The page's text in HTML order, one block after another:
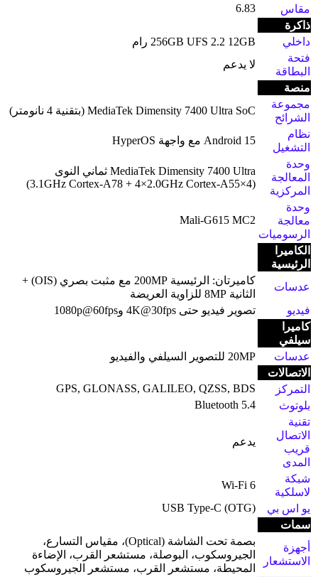
مقاس
6.83
ذاكرة
داخلي
256GB UFS 2.2 12GB رام
فتحة
البطاقة
لا يدعم
منصة
مجموعة
الشرائح
MediaTek Dimensity 7400 Ultra SoC (بتقنية 4 نانومتر)
نظام
التشغيل
Android 15 مع واجهة HyperOS
وحدة
المعالجة
المركزية
MediaTek Dimensity 7400 Ultra ثماني النوى
(4×3.1GHz Cortex-A78 + 4×2.0GHz Cortex-A55)
وحدة
معالجة
الرسوميات
Mali-G615 MC2
الكاميرا
الرئيسية
عدسات
كاميرتان: الرئيسية 200MP مع مثبت بصري (OIS) +
الثانية 8MP للزاوية العريضة
فيديو
تصوير فيديو حتى 4K@30fps و1080p@60fps
كاميرا
سيلفي
عدسات
20MP للتصوير السيلفي والفيديو
الاتصالات
التمركز
GPS, GLONASS, GALILEO, QZSS, BDS
بلوتوث
Bluetooth 5.4
تقنية
الاتصال
قريب
المدى
يدعم
شبكة
لاسلكية
Wi-Fi 6
يو اس بي
USB Type-C (OTG)
سمات
أجهزة
الاستشعار
بصمة تحت الشاشة (Optical)، مقياس التسارع،
الجيروسكوب، البوصلة، مستشعر القرب، الإضاءة
المحيطة، مستشعر القرب، مستشعر الجيروسكوب